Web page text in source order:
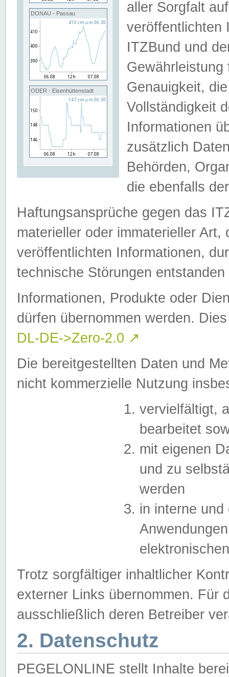
DONAU - Passau
ODER - Eisenhüttenstadt
aller Sorgfalt
veröffentlichten
ITZBund und
Genauigkeit,
Vollständigkeit
Informationen
zusätzlich
Behörden,
die ebenfalls
Haftungsansprüche gegen das
materieller oder immaterieller
veröffentlichten Informationen,
technische Störungen
Informationen, Produkte oder
dürfen übernommen werden.
DL-DE->Zero-2.0 ↗
Die bereitgestellten Daten und
nicht kommerzielle Nutzung
vervielfältigt,
bearbeitet
mit eigenen
und zu
werden
in interne
Trotz sorgfältiger inhaltlicher
externer Links übernommen. Für
ausschließlich deren Betreiber
2. Datenschutz
PEGELONLINE stellt Inhalte